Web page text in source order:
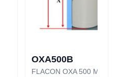
OXA500B
FLACON OXA 500 ML